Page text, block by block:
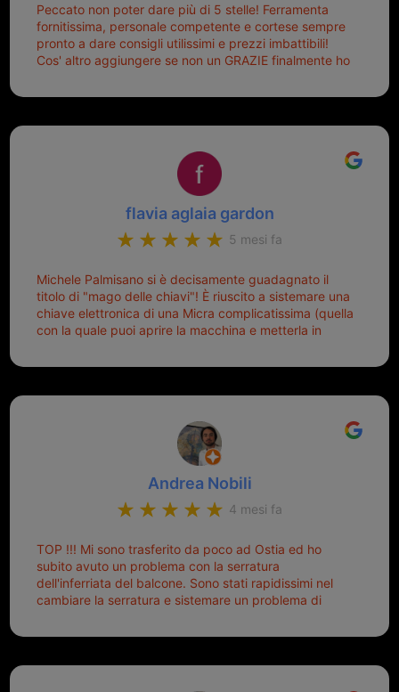
Peccato non poter dare più di 5 stelle! Ferramenta
fornitissima, personale competente e cortese sempre
pronto a dare consigli utilissimi e prezzi imbattibili!
Cos' altro aggiungere se non un GRAZIE finalmente ho
mio riferimento. Ah dimenticavo...da loro sono riuscita
Top top top!!!
flavia aglaia gardon
5 mesi fa
Michele Palmisano si è decisamente guadagnato il
titolo di "mago delle chiavi"! È riuscito a sistemare una
chiave elettronica di una Micra complicatissima (quella
con la quale puoi aprire la macchina e metterla in
pronta per la pattumiera... Avevo passato mesi con le
il coperchietto, la chiave era fissata con un filo di
che non ti staccasse la chiave dal blocchetto e
talvolta non faceva bene il contatto nel quadro e
bisognava armeggiare un po', praticamente entrare e
mettere in moto era un terno al Lotto; ormai pensavo
di dover prendere un mutuo per ricomprarle alla
Nissan... e invece ho scoperto che la Ferramenta
tutti i tipi. Adesso che ho la mia fiammante chiave
nuova (solo la chiave, perché la macchina è rimasta
quella di prima), ogni volta che salgo in macchina, il
mio pensiero va subito a Michele perché non dover
mette di buon umore, e ti fa cominciare bene la
lo consiglio a chiunque debba duplicare una chiave
Andrea Nobili
4 mesi fa
TOP !!! Mi sono trasferito da poco ad Ostia ed ho
subito avuto un problema con la serratura
dell'inferriata del balcone. Sono stati rapidissimi nel
cambiare la serratura e sistemare un problema di
onesto evitando spese ben più esose. Competenti,
un punto di riferimento per situazioni di questo tipo